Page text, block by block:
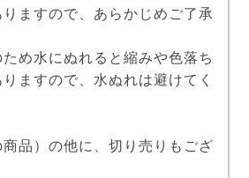
ますので、あらかじめご了承
め水にぬれると縮みや色落ち
ますので、水ぬれは避けてく
品）の他に、切り売りもござ